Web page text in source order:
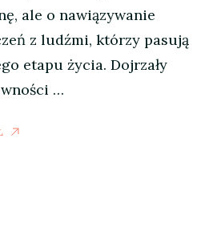
ale o nawiązywanie
z ludźmi, którzy pasują
etapu życia. Dojrzały
…